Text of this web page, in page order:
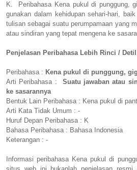
K. Peribahasa Kena pukul di punggung,
gunakan dalam kehidupan sehari-hari,
tulisan sebagai suatu perumpamaan yang
atau sindiran yang tepat mengena ke
Penjelasan Peribahasa Lebih Rinci /
Peribahasa : Kena pukul di punggung,
Arti Peribahasa : Suatu jawaban atau
ke sasarannya
Bentuk Lain Peribahasa : Kena pukul di
Arti Kata Tidak Umum : -
Huruf Depan Peribahasa : K
Bahasa Peribahasa : Bahasa Indonesia
Keterangan : -
Informasi peribahasa Kena pukul di